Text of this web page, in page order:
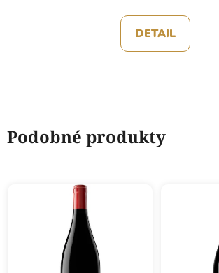
DETAIL
Podobné produkty